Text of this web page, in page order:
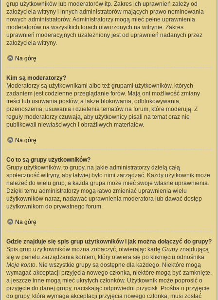
grup użytkowników lub moderatorów itp. Zakres ich uprawnień zależy od
założyciela witryny i innych administratorów mających prawo nominowania
nowych administratorów. Administratorzy mogą mieć pełne uprawnienia
moderatorów na wszystkich forach utworzonych na witrynie. Zakres
uprawnień moderacyjnych uzależniony jest od uprawnień nadanych przez
założyciela witryny.
Na górę
Kim są moderatorzy?
Moderatorzy są użytkownikami albo też grupami użytkowników, których
zadaniem jest codzienne przeglądanie forów. Mają oni możliwość zmiany
treści lub usuwania postów, a także blokowania, odblokowywania,
przenoszenia, usuwania i dzielenia tematów na forum, które moderują. Z
reguły moderatorzy czuwają, aby użytkownicy pisali na temat oraz nie
publikowali niewłaściwych i obraźliwych materiałów.
Na górę
Co to są grupy użytkowników?
Grupy użytkowników, to grupy, na jakie administratorzy dzielą całą
społeczność witryny, aby łatwiej było nimi zarządzać. Każdy użytkownik może
należeć do wielu grup, a każda grupa może mieć swoje własne uprawnienia.
Dzięki temu administratorzy mogą łatwo zmieniać uprawnienia wielu
użytkowników naraz, nadawać uprawnienia moderatora lub dawać dostęp
użytkownikom do prywatnego forum.
Na górę
Gdzie znajduje się spis grup użytkowników i jak można dołączyć do grupy?
Spis grup użytkowników można zobaczyć, otwierając kartę Grupyznajdującą
się w panelu zarządzania kontem, który otwiera się po kliknięciu odnośnika
Moje konto. Nie wszystkie grupy są dostępne dla każdego. Niektóre mogą
wymagać akceptacji przyjęcia nowego członka, niektóre mogą być zamknięte,
a jeszcze inne mogą mieć ukrytych członków. Użytkownik może poprosić o
przyjęcie do danej grupy, naciskając odpowiedni przycisk. Prośba o przyjęcie
do grupy, która wymaga akceptacji przyjęcia nowego członka, musi zostać